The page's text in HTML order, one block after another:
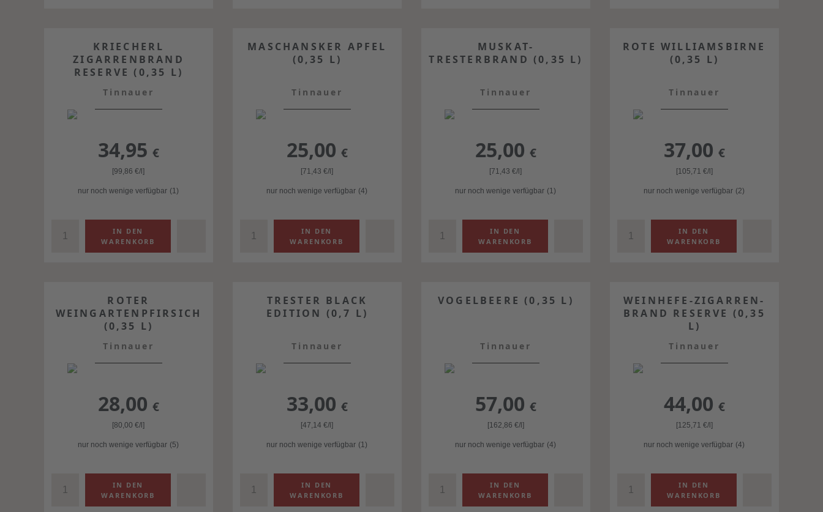
KRIECHERL
ZIGARRENBRAND
RESERVE (0,35 L)
Tinnauer
34,95 €
[99,86€/l]
nur noch wenige verfügbar (1)
MASCHANSKER APFEL
(0,35 L)
Tinnauer
25,00 €
[71,43€/l]
nur noch wenige verfügbar (4)
MUSKAT-
TRESTERBRAND (0,35 L)
Tinnauer
25,00 €
[71,43€/l]
nur noch wenige verfügbar (1)
ROTE WILLIAMSBIRNE
(0,35 L)
Tinnauer
37,00 €
[105,71 €/l]
nur noch wenige verfügbar (2)
ROTER
WEINGARTENPFIRSICH
(0,35 L)
Tinnauer
28,00 €
[80,00€/l]
nur noch wenige verfügbar (5)
TRESTER BLACK
EDITION (0,7 L)
Tinnauer
33,00 €
[47,14€/l]
nur noch wenige verfügbar (1)
VOGELBEERE (0,35 L)
Tinnauer
57,00 €
[162,86 €/l]
nur noch wenige verfügbar (4)
WEINHEFE-ZIGARREN-
BRAND RESERVE (0,35
L)
Tinnauer
44,00 €
[125,71 €/l]
nur noch wenige verfügbar (4)